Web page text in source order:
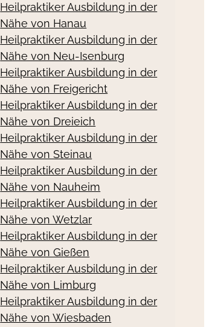
Heilpraktiker Ausbildung in der
Nähe von Hanau
Heilpraktiker Ausbildung in der
Nähe von Neu-Isenburg
Heilpraktiker Ausbildung in der
Nähe von Freigericht
Heilpraktiker Ausbildung in der
Nähe von Dreieich
Heilpraktiker Ausbildung in der
Nähe von Steinau
Heilpraktiker Ausbildung in der
Nähe von Nauheim
Heilpraktiker Ausbildung in der
Nähe von Wetzlar
Heilpraktiker Ausbildung in der
Nähe von Gießen
Heilpraktiker Ausbildung in der
Nähe von Limburg
Heilpraktiker Ausbildung in der
Nähe von Wiesbaden